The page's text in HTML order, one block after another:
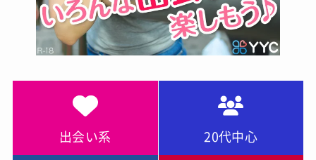
出会い系 20代中心